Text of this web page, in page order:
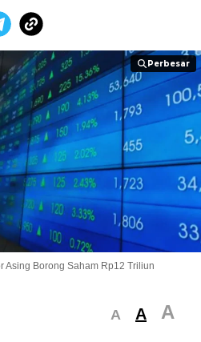
Perbesar
Perbesar
Asing Borong Saham Rp12 Triliun
A A A